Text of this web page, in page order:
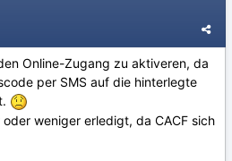
Online-Zugang zu aktiveren, da
per SMS auf die hinterlegte
weniger erledigt, da CACF sich